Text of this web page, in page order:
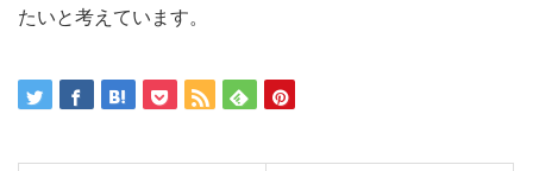
たいと考えています。